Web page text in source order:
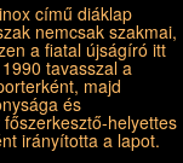
című diáklap
nemcsak szakmai,
a fiatal újságíró itt
tavasszal a
majd
és
helyettes
irányította a lapot.